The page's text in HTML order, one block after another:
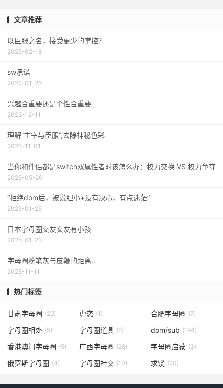
文章推荐
以臣服之名，接受更少的掌控？
2025-02-18
sw承诺
2022-01-26
兴趣合重要还是个性合重要
2023-12-11
理解“主宰与臣服”,去除神秘色彩
2025-11-01
当你和伴侣都是switch双属性者时该怎么办：权力交换 VS 权力争夺
2025-05-20
“拒绝dom后，被说胆小+没有决心，有点迷茫”
2025-01-25
日本字母圈交友女友有小孩
2025-01-23
字母圈粉笔灰与皮鞭的距离…
2025-11-11
热门标签
甘肃字母圈 (29) 虐恋 (1) 合肥字母圈 (7)
字母圈相处 (5) 字母圈道具 (5) dom/sub (194)
香港澳门字母圈 (5) 广西字母圈 (28) 字母圈启蒙 (3)
俄罗斯字母圈 (4) 字母圈社交 (10) 求饶 (20)